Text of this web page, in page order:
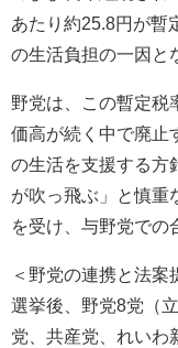
あたり約25.8円が暫
の生活負担の一因と
野党は、この暫定税
価高が続く中で廃止
の生活を支援する方
が吹っ飛ぶ」と慎重
を受け、与野党での
＜野党の連携と法案
選挙後、野党8党（
党、共産党、れいわ